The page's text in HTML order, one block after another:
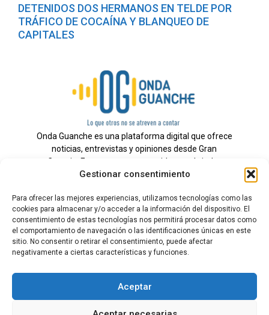
Gestionar consentimiento
Para ofrecer las mejores experiencias, utilizamos tecnologías como las
cookies para almacenar y/o acceder a la información del dispositivo. El
consentimiento de estas tecnologías nos permitirá procesar datos como
el comportamiento de navegación o las identificaciones únicas en este
sitio. No consentir o retirar el consentimiento, puede afectar
negativamente a ciertas características y funciones.
Aceptar
DETENIDOS DOS HERMANOS EN TELDE POR
TRÁFICO DE COCAÍNA Y BLANQUEO DE
CAPITALES
Onda Guanche es una plataforma digital que ofrece
noticias, entrevistas y opiniones desde Gran
Canaria. Estamos comprometidos con brindar
información veraz y un periodismo independiente a
Todos los derechos reservados.
Radio
Contacto
Aviso Legal